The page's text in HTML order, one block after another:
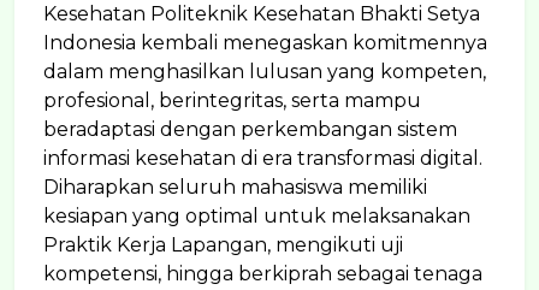
Kesehatan Politeknik Kesehatan Bhakti Setya
Indonesia kembali menegaskan komitmennya
dalam menghasilkan lulusan yang kompeten,
profesional, berintegritas, serta mampu
beradaptasi dengan perkembangan sistem
informasi kesehatan di era transformasi digital.
Diharapkan seluruh mahasiswa memiliki
kesiapan yang optimal untuk melaksanakan
Praktik Kerja Lapangan, mengikuti uji
kompetensi, hingga berkiprah sebagai tenaga